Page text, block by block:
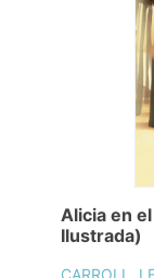
Alicia en
Ilustrada)
CARROLL,